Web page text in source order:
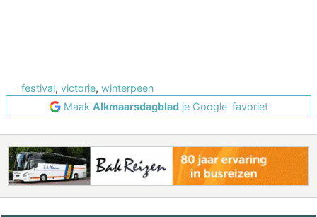
festival, victorie, winterpeen
Maak Alkmaarsdagbladje Google-favoriet